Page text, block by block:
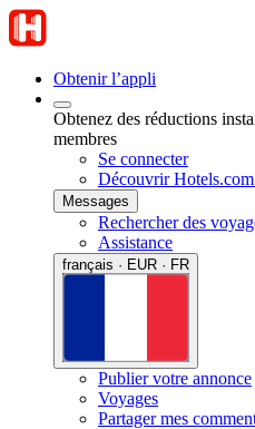
Obtenir l’appli
Obtenez des réductions
membres
Se connecter
Découvrir
Messages
Rechercher des
Assistance
français · EUR · FR
Publier votre annonce
Voyages
Partager mes